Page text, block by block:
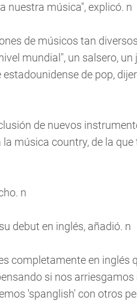
nuestra música", explicó. n
de músicos tan
mundial", un salsero,
de pop,
de nuevos
música country, de la
n
debut en inglés, añadió. n
completamente en inglés
si nos
'spanglish' con otros